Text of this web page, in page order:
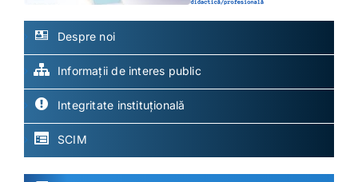
Despre noi
Informații de interes public
Integritate instituțională
SCIM